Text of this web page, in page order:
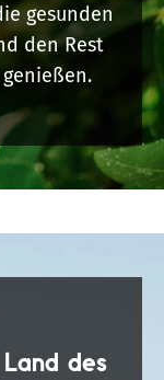
gesunden
den Rest
des